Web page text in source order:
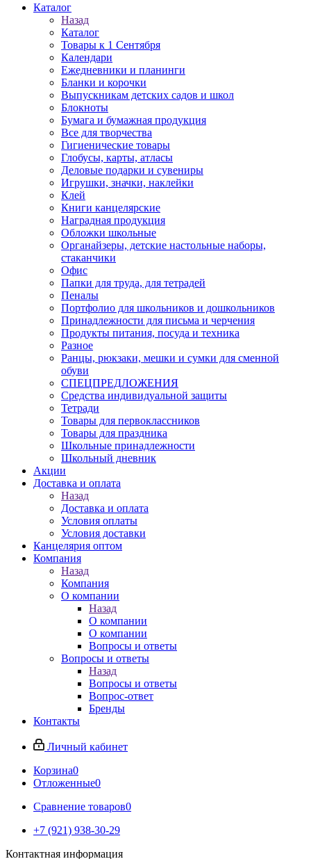
Каталог
Назад
Каталог
Товары к 1 Сентября
Календари
Ежедневники и планинги
Бланки и корочки
Выпускникам детских садов и школ
Блокноты
Бумага и бумажная продукция
Все для творчества
Гигиенические товары
Глобусы, карты, атласы
Деловые подарки и сувениры
Игрушки, значки, наклейки
Клей
Книги канцелярские
Наградная продукция
Обложки школьные
Органайзеры, детские настольные наборы,
стаканчики
Офис
Папки для труда, для тетрадей
Пеналы
Портфолио для школьников и дошкольников
Принадлежности для письма и черчения
Продукты питания, посуда и техника
Разное
Ранцы, рюкзаки, мешки и сумки для сменной
обуви
СПЕЦПРЕДЛОЖЕНИЯ
Средства индивидуальной защиты
Тетради
Товары для первоклассников
Товары для праздника
Школьные принадлежности
Школьный дневник
Акции
Доставка и оплата
Назад
Доставка и оплата
Условия оплаты
Условия доставки
Канцелярия оптом
Компания
Назад
Компания
О компании
Назад
О компании
О компании
Вопросы и ответы
Вопросы и ответы
Назад
Вопросы и ответы
Вопрос-ответ
Бренды
Контакты
Личный кабинет
Корзина0
Отложенные0
Сравнение товаров0
+7 (921) 938-30-29
Контактная информация